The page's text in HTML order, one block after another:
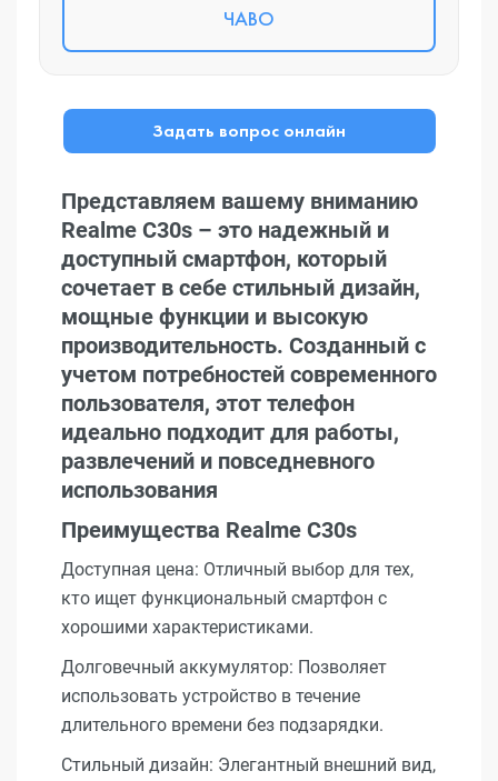
ЧАВО
Задать вопрос онлайн
Представляем вашему вниманию
Realme C30s – это надежный и
доступный смартфон, который
сочетает в себе стильный дизайн,
мощные функции и высокую
производительность. Созданный с
учетом потребностей современного
пользователя, этот телефон
идеально подходит для работы,
развлечений и повседневного
использования
Преимущества Realme C30s
Доступная цена: Отличный выбор для тех,
кто ищет функциональный смартфон с
хорошими характеристиками.
Долговечный аккумулятор: Позволяет
использовать устройство в течение
длительного времени без подзарядки.
Стильный дизайн: Элегантный внешний вид,